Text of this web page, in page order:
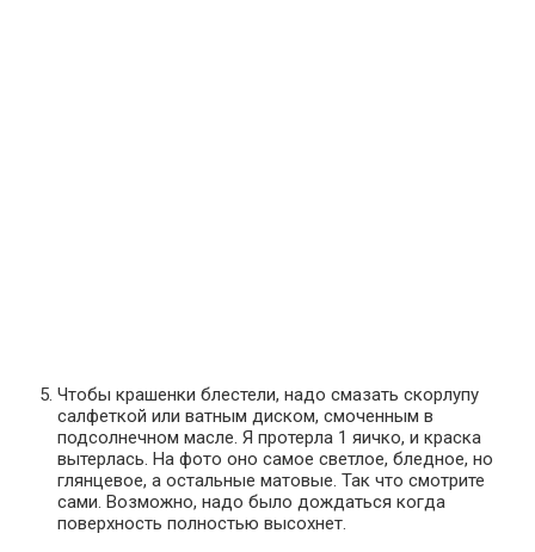
Чтобы крашенки блестели, надо смазать скорлупу
салфеткой или ватным диском, смоченным в
подсолнечном масле. Я протерла 1 яичко, и краска
вытерлась. На фото оно самое светлое, бледное, но
глянцевое, а остальные матовые. Так что смотрите
сами. Возможно, надо было дождаться когда
поверхность полностью высохнет.